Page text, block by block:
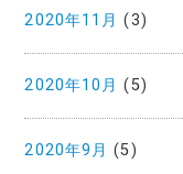
2020年11月 (3)
2020年10月 (5)
2020年9月 (5)